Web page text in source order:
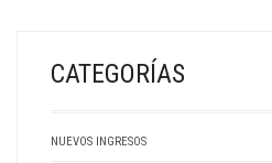
CATEGORÍAS
NUEVOS INGRESOS